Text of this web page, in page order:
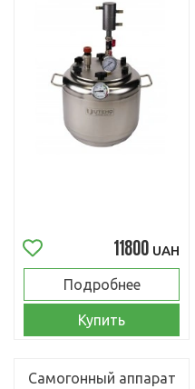
11800 UAH
Подробнее
Купить
Самогонный аппарат